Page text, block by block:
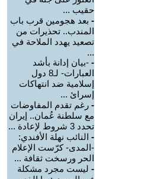
حقيب ...
- بعد هجومين قرب باب
المندب.. تحذيرات من
تصعيد يهدد الملاحة في
...
- -بيان إدانة بأشد
العبارات- لـ8 دول
إسلامية ضد انتهاكات
إسرائ ...
- رغم تقدم المفاوضات
مع سلطنة عُمان.. إيران
تحدد 3 شروط لإعادة ...
- النائب نهلة الأفندي:
-المدى- كرّست الإعلام
الحر ورسخت ثقافة ...
- ليست مجرد مشكلة